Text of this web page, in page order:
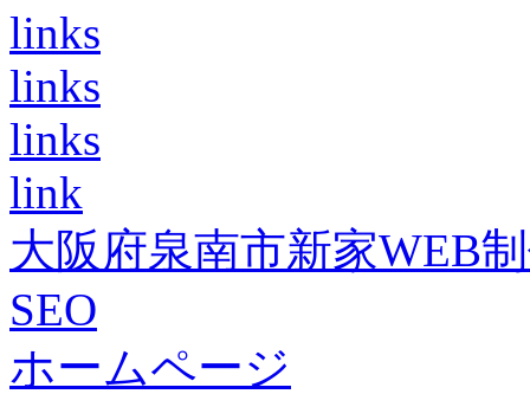
links
links
links
link
大阪府泉南市新家WEB
SEO
ホームページ